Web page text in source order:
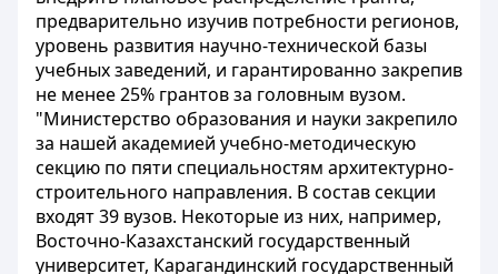
предварительно изучив потребности регионов,
уровень развития научно-технической базы
учебных заведений, и гарантированно закрепив
не менее 25% грантов за головным вузом.
"Министерство образования и науки закрепило
за нашей академией учебно-методическую
секцию по пяти специальностям архитектурно-
строительного направления. В состав секции
входят 39 вузов. Некоторые из них, например,
Восточно-Казахстанский государственный
университет, Карагандинский государственный